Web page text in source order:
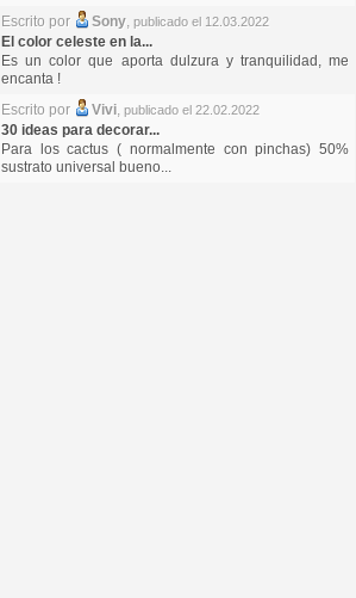
Escrito por
Sony, publicado el 12.03.2022
El color celeste en la...
Es un color que aporta dulzura y tranquilidad, me
encanta !
Escrito por
Vivi, publicado el 22.02.2022
30 ideas para decorar...
Para los cactus ( normalmente con pinchas) 50%
sustrato universal bueno...